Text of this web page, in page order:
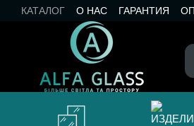
Перейти к основному контенту
КАТАЛОГ О НАС ГАРАНТИЯ
КАТАЛОГ RAL